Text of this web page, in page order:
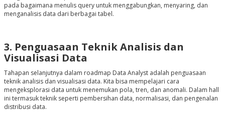
pada bagaimana menulis query untuk menggabungkan, menyaring, dan
menganalisis data dari berbagai tabel.
3. Penguasaan Teknik Analisis dan
Visualisasi Data
Tahapan selanjutnya dalam roadmap Data Analyst adalah penguasaan
teknik analisis dan visualisasi data. Kita bisa mempelajari cara
mengeksplorasi data untuk menemukan pola, tren, dan anomali. Dalam hall
ini termasuk teknik seperti pembersihan data, normalisasi, dan pengenalan
distribusi data.